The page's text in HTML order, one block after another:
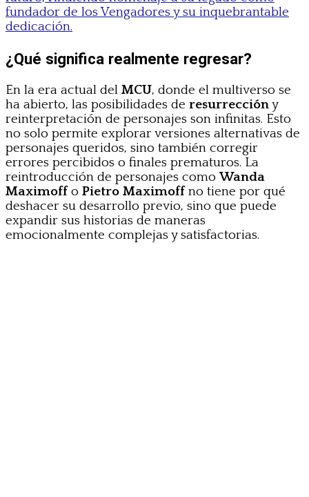
fundador de los Vengadores y su inquebrantable
dedicación.
¿Qué significa realmente regresar?
En la era actual del MCU, donde el multiverso se
ha abierto, las posibilidades de resurreccióny
reinterpretación de personajes son infinitas. Esto
no solo permite explorar versiones alternativas de
personajes queridos, sino también corregir
errores percibidos o finales prematuros. La
reintroducción de personajes comoWanda
Maximoffo Pietro Maximoffno tiene por qué
deshacer su desarrollo previo, sino que puede
expandir sus historias de maneras
emocionalmente complejas y satisfactorias.